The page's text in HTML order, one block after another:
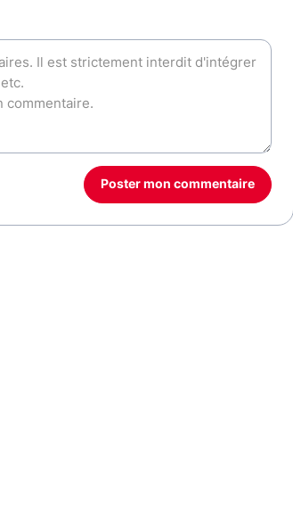
Poster mon commentaire